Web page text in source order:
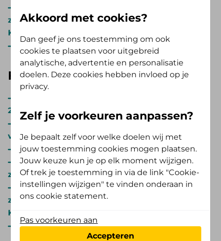
zorgaanbieder / natuurlijk persoon (pdf, 522,7
KB)
Wijzigingsformulier 2026 (pdf, 172,5 KB)
Folders en formulieren 2025
2025 (pdf, 2 MB)
Overzicht veranderingen pgb verpleging en
verzorging 2025 (pdf, 187,3 KB)
Aanvraagformulier pgb 2025 (pdf, 328 KB)
Declaratieformulier pgb 2025 formele
zorgaanbieder (pdf, 529,2 KB)
Declaratieformulier pgb 2025 informele
zorgaanbieder / natuurlijk persoon (pdf, 522,7
KB)
Wijzigingsformulier 2025 (pdf, 172,5 KB)
Akkoord met cookies?
Dan geef je ons toestemming om ook
cookies te plaatsen voor uitgebreid
analytische, advertentie en personalisatie
doelen. Deze cookies hebben invloed op je
privacy.
Zelf je voorkeuren aanpassen?
Je bepaalt zelf voor welke doelen wij met
jouw toestemming cookies mogen plaatsen.
Jouw keuze kun je op elk moment wijzigen.
Of trek je toestemming in via de link "Cookie-
instellingen wijzigen" te vinden onderaan in
ons cookie statement.
Pas voorkeuren aan
Accepteren